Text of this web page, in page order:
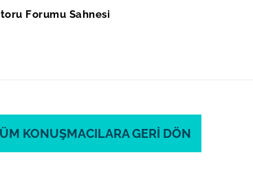
Forumu Sahnesi
KONUŞMACILARA GERİ DÖN